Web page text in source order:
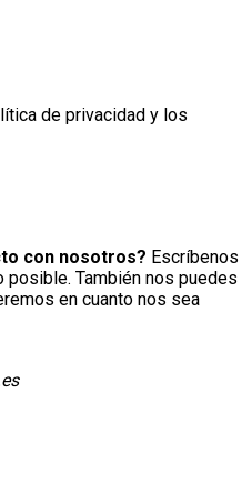
de privacidad y los
con nosotros? Escríbenos
También nos puedes
en cuanto nos sea